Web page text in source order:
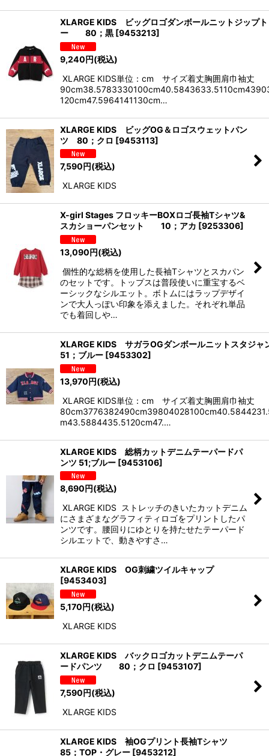
XLARGE KIDS ビッグロゴダンボールニットジップ
ー 80；黒 [9453213]
9,240円(税込)
XLARGE KIDS単位：cm サイズ着丈胸囲肩巾袖丈
120cm47.5964141130cm…
XLARGE KIDS ビッグOG＆ロゴスウェットパン
ツ 80；クロ [9453113]
7,590円(税込)
XLARGE KIDS
X-girl Stages フロッキーBOXロゴ長袖Tシャツ&
スカショーパンセット 10；アカ [9253306]
13,090円(税込)
個性的な総柄を使用した長袖Tシャツとスカパン
のセットです。トップスは普段使いに重宝するベ
ーシックなシルエット。ボトムにはラップデザイ
ンで大人っぽい印象を添えました。それぞれ単品
でも着回しや…
XLARGE KIDS サガラOGダンボールニットスタジ
51；ブルー [9453302]
13,970円(税込)
XLARGE KIDS単位：cm サイズ着丈胸囲肩巾袖丈
m43.5884435.5120cm47.…
XLARGE KIDS 総柄カットデニムテーパードパ
ンツ 51;ブルー [9453106]
8,690円(税込)
XLARGE KIDS ストレッチのきいたカットデニム
にさまざまなグラフィティロゴをプリントしたパ
ンツです。腰回りにゆとりを持たせたテーパード
シルエットで、動きやすさ…
XLARGE KIDS OG刺繍ツイルキャップ
[9453403]
5,170円(税込)
XLARGE KIDS
XLARGE KIDS バックロゴカットデニムテーパ
ードパンツ 80；クロ [9453107]
7,590円(税込)
XLARGE KIDS
XLARGE KIDS 袖OGプリント長袖Tシャツ
85；TOP・グレー [9453212]